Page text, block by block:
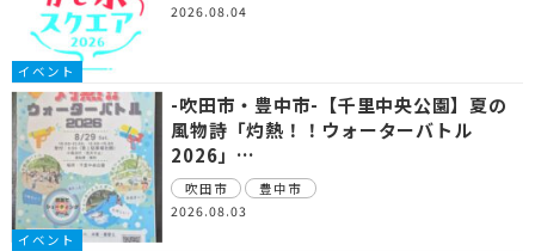
イベント
2026.08.04
イベント
-吹田市・豊中市-【千里中央公園】夏の
風物詩「灼熱！！ウォーターバトル
2026」…
吹田市
豊中市
2026.08.03